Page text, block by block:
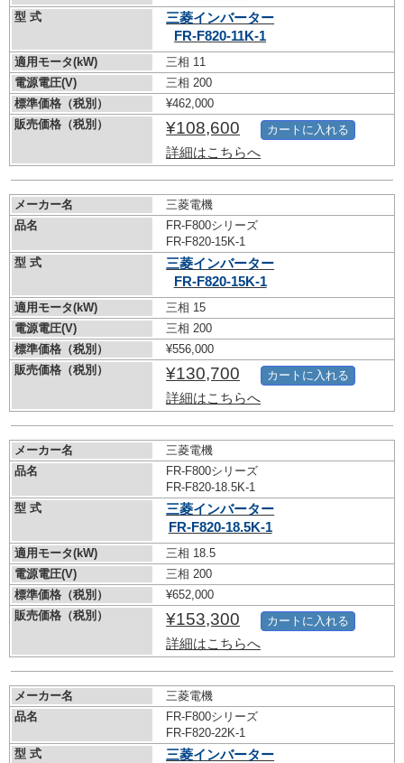
型 式
三菱インバーター
FR-F820-11K-1
適用モータ(kW)
三相 11
電源電圧(V)
三相 200
標準価格（税別）
¥462,000
販売価格（税別）
¥108,600
詳細はこちらへ
カートに入れる
メーカー名
三菱電機
品名
FR-F800シリーズ
FR-F820-15K-1
型 式
三菱インバーター
FR-F820-15K-1
適用モータ(kW)
三相 15
電源電圧(V)
三相 200
標準価格（税別）
¥556,000
販売価格（税別）
¥130,700
詳細はこちらへ
カートに入れる
メーカー名
三菱電機
品名
FR-F800シリーズ
FR-F820-18.5K-1
型 式
三菱インバーター
FR-F820-18.5K-1
適用モータ(kW)
三相 18.5
電源電圧(V)
三相 200
標準価格（税別）
¥652,000
販売価格（税別）
¥153,300
詳細はこちらへ
カートに入れる
メーカー名
三菱電機
品名
FR-F800シリーズ
FR-F820-22K-1
型 式
三菱インバーター